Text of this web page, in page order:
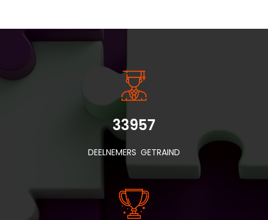
INSIDE INFORMATIE
33957
DEELNEMERS GETRAIND